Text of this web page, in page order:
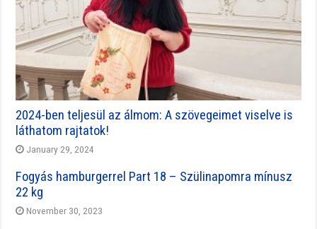
2024-ben teljesül az álmom: A szövegeimet viselve is
láthatom rajtatok!
January 29, 2024
Fogyás hamburgerrel Part 18 – Szülinapomra mínusz
22 kg
November 30, 2023